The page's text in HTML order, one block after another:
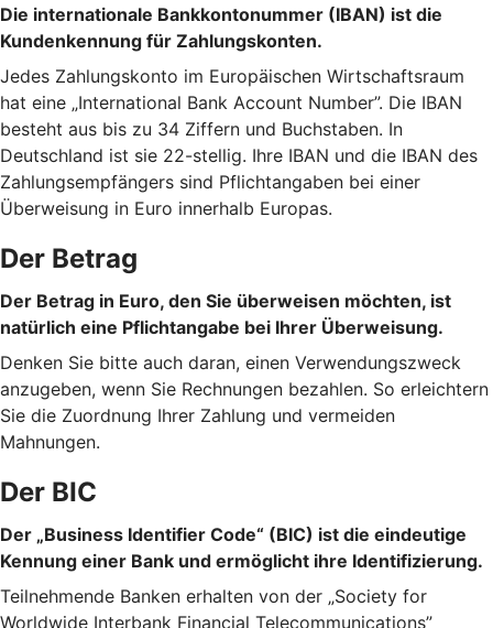
Die internationale Bankkontonummer (IBAN) ist die
Kundenkennung für Zahlungskonten.
Jedes Zahlungskonto im Europäischen Wirtschaftsraum
hat eine „International Bank Account Number”. Die IBAN
besteht aus bis zu 34 Ziffern und Buchstaben. In
Deutschland ist sie 22-stellig. Ihre IBAN und die IBAN des
Zahlungsempfängers sind Pflichtangaben bei einer
Überweisung in Euro innerhalb Europas.
Der Betrag
Der Betrag in Euro, den Sie überweisen möchten, ist
natürlich eine Pflichtangabe bei Ihrer Überweisung.
Denken Sie bitte auch daran, einen Verwendungszweck
anzugeben, wenn Sie Rechnungen bezahlen. So erleichtern
Sie die Zuordnung Ihrer Zahlung und vermeiden
Mahnungen.
Der BIC
Der „Business Identifier Code“ (BIC) ist die eindeutige
Kennung einer Bank und ermöglicht ihre Identifizierung.
Teilnehmende Banken erhalten von der „Society for
Worldwide Interbank Financial Telecommunications”